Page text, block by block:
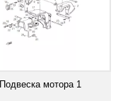
Подвеска мотора 1